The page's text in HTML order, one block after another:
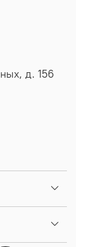
д. 156